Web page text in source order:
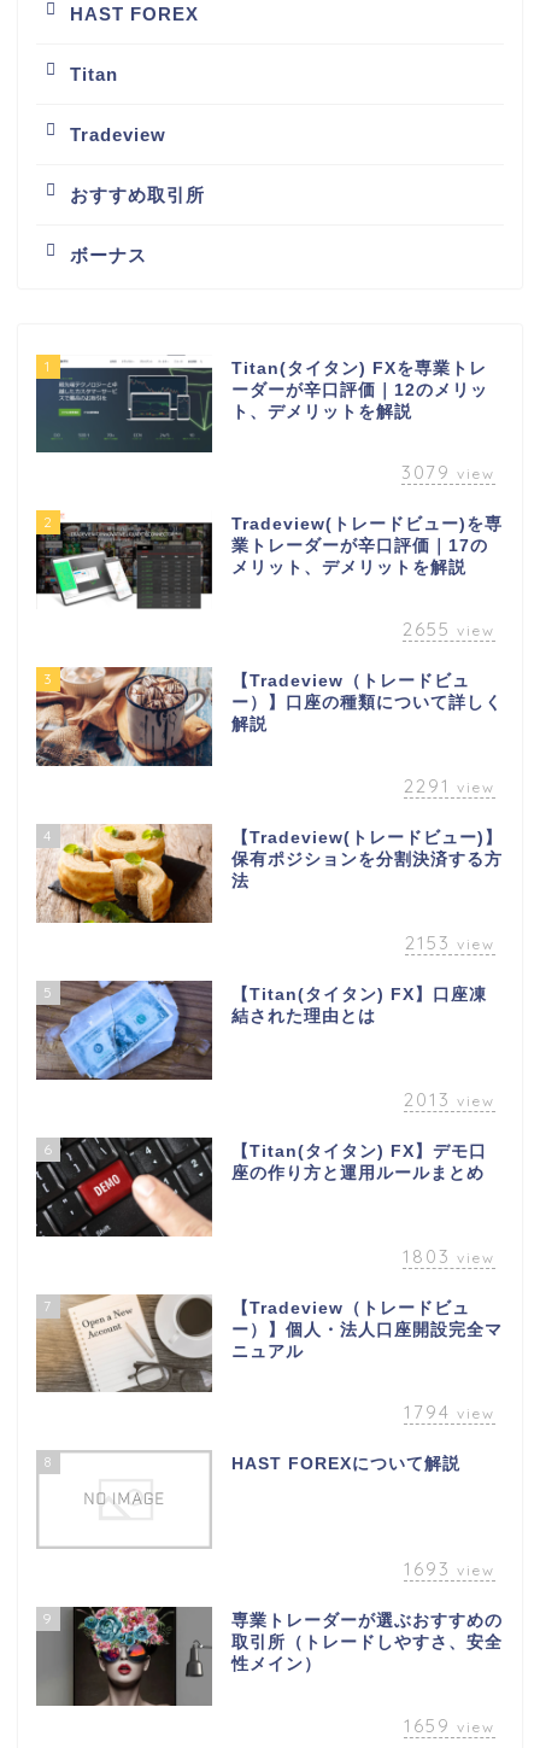
HAST FOREX
Titan
Tradeview
おすすめ取引所
ボーナス
1
Titan(タイタン) FXを専業トレ
ーダーが辛口評価｜12のメリッ
ト、デメリットを解説
3079 view
2
Tradeview(トレードビュー)を専
業トレーダーが辛口評価｜17の
メリット、デメリットを解説
2655 view
3
【Tradeview（トレードビュ
ー）】口座の種類について詳しく
解説
2291 view
4
【Tradeview(トレードビュー)】
保有ポジションを分割決済する方
法
2153 view
5
【Titan(タイタン) FX】口座凍
結された理由とは
2013 view
6
【Titan(タイタン) FX】デモ口
座の作り方と運用ルールまとめ
1803 view
7
【Tradeview（トレードビュ
ー）】個人・法人口座開設完全マ
ニュアル
1794 view
8 HAST FOREXについて解説
1693 view
9
専業トレーダーが選ぶおすすめの
取引所（トレードしやすさ、安全
性メイン）
1659 view